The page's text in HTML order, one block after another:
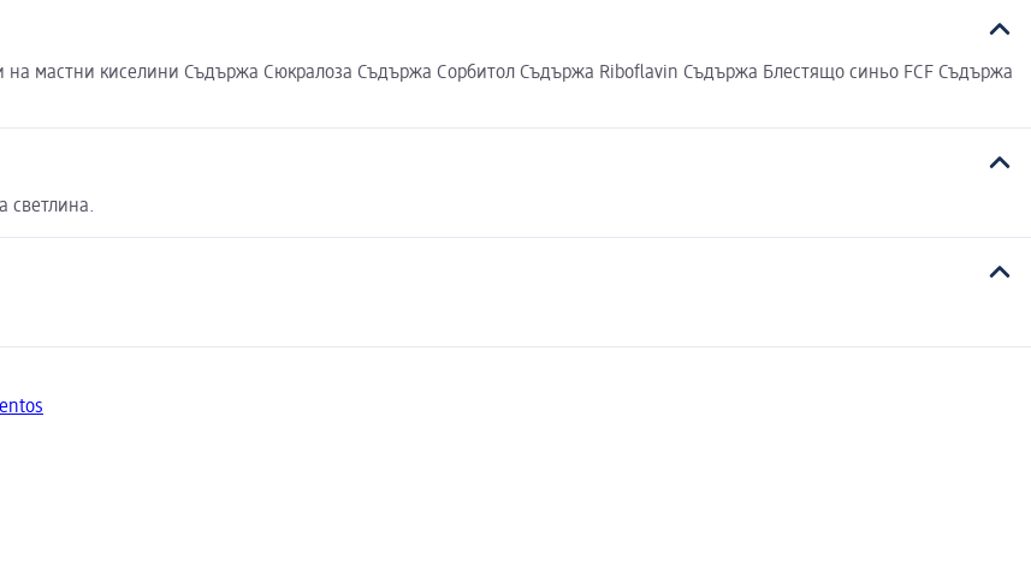
мастни киселини Съдържа Сюкралоза Съдържа Сорбитол Съдържа Riboflavin Съдържа Блестящо синьо FCF Съдържа
светлина.